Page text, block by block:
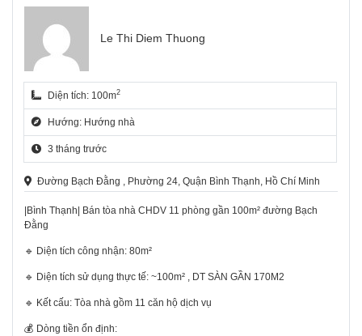
Le Thi Diem Thuong
Diện tích: 100m2
Hướng: Hướng nhà
3 tháng trước
Đường Bạch Đằng , Phường 24, Quận Bình Thạnh, Hồ Chí Minh
|Bình Thạnh| Bán tòa nhà CHDV 11 phòng gần 100m² đường Bạch
Đằng
🔹 Diện tích công nhận: 80m²
🔹 Diện tích sử dụng thực tế: ~100m² , DT SÀN GẦN 170M2
🔹 Kết cấu: Tòa nhà gồm 11 căn hộ dịch vụ
💰 Dòng tiền ổn định: